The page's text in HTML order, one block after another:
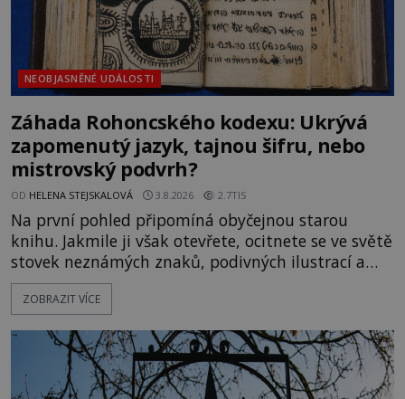
NEOBJASNĚNÉ UDÁLOSTI
Záhada Rohoncského kodexu: Ukrývá
zapomenutý jazyk, tajnou šifru, nebo
mistrovský podvrh?
OD HELENA STEJSKALOVÁ 3.8.2026 2.7TIS
Na první pohled připomíná obyčejnou starou
knihu. Jakmile ji však otevřete, ocitnete se ve světě
stovek neznámých znaků, podivných ilustrací a
textu, který už téměř dvě století vzdoruje všem
pokusům o rozluštění. Rohoncský kodex patří mezi
jistotou neví, kdo jej napsal, kdy vznikl ani co
vlastně vypráví. Rohoncský kodex se poprvé
objevuje v roce
ZOBRAZIT VÍCE